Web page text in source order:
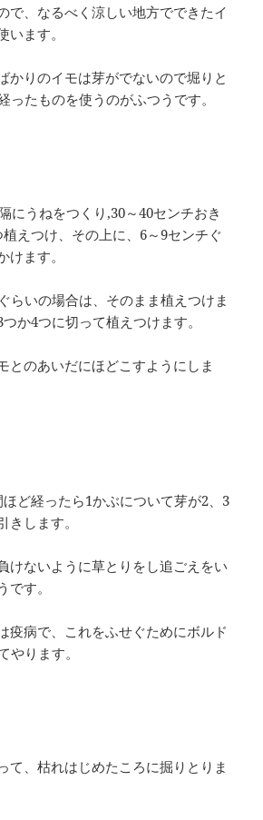
で、なるべく涼しい地方でできたイ
います。
かりのイモは芽がでないので堀りと
ったものを使うのがふつうです。
にうねをつくり,30～40センチおき
えつけ、その上に、6～9センチぐ
けます。
らいの場合は、そのまま植えつけま
か4つに切って植えつけます。
とのあいだにほどこすようにしま
ど経ったら1かぶについて芽が2、3
きします。
けないように草とりをし追ごえをい
です。
疫病で、これをふせぐためにボルド
やります。
て、枯れはじめたころに掘りとりま